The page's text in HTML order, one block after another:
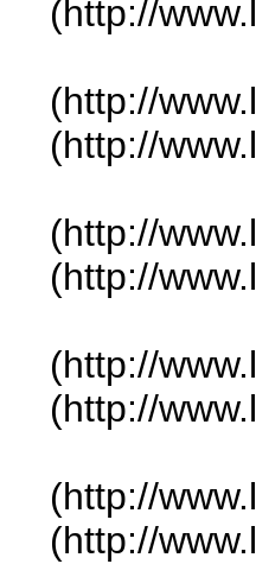
(http://
(http://
(http://
(http://
(http://
(http://
(http://
(http://
(http://